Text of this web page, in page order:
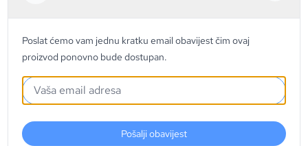
Poslat ćemo vam jednu kratku email obavijest čim ovaj
proizvod ponovno bude dostupan.
Pošalji obavijest